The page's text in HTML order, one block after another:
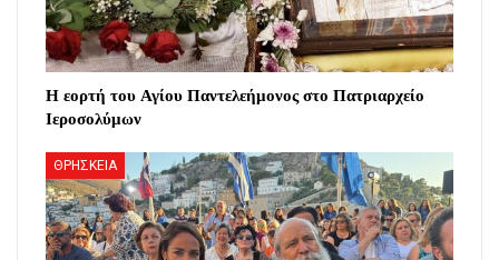
Η εορτή του Αγίου Παντελεήμονος στο Πατριαρχείο
Ιεροσολύμων
ΘΡΗΣΚΕΙΑ